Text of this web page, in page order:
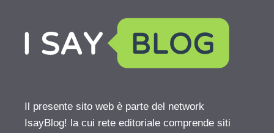
Il presente sito web è parte del network
IsayBlog! la cui rete editoriale comprende siti